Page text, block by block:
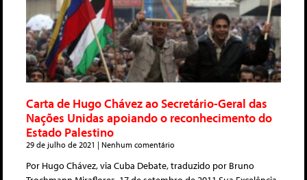
Carta de Hugo Chávez ao Secretário-Geral das
Nações Unidas apoiando o reconhecimento do
Estado Palestino
29 de julho de 2021 Nenhum comentário
Por Hugo Chávez, via Cuba Debate, traduzido por Bruno